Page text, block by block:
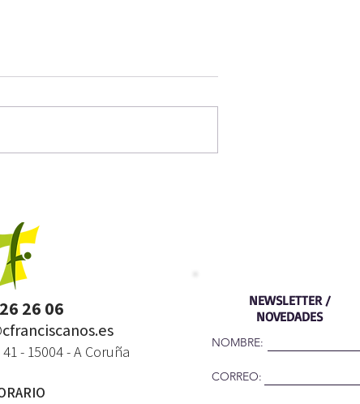
26 06
- 15004 - A Coruña NOMBRE:
CORREO:
NEWSLETTER /
NOVEDADES